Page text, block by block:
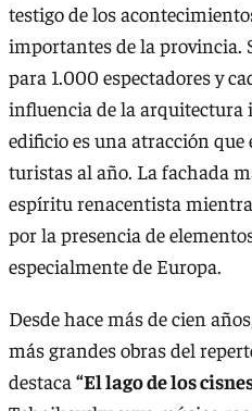
testigo de los
importantes de la provincia.
para 1.000 espectadores y
influencia de la arquitectura
edificio es una atracción
turistas al año. La fachada
espíritu renacentista
por la presencia de
especialmente de Europa.
Desde hace más de cien
más grandes obras del
destaca “El lago de los